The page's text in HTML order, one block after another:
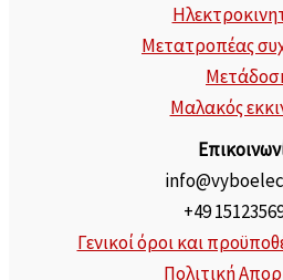
Μετατροπέας
Μαλακός
+49
Γενικοί όροι και
Πολιτική